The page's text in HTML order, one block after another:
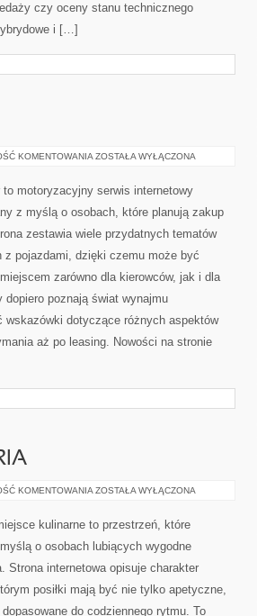
czy oceny stanu technicznego
i […]
KOMENTOWANIA NOWOŚCI
ZOSTAŁA WYŁĄCZONA
to motoryzacyjny serwis internetowy
z myślą o osobach, które planują zakup
zestawia wiele przydatnych tematów
z pojazdami, dzięki czemu może być
zarówno dla kierowców, jak i dla
dopiero poznają świat wynajmu
wskazówki dotyczące różnych aspektów
aż po leasing. Nowości na stronie
KOMENTOWANIA EKO
AKCESORIA
ZOSTAŁA WYŁĄCZONA
kulinarne to przestrzeń, które
o osobach lubiących wygodne
Strona internetowa opisuje charakter
posiłki mają być nie tylko apetyczne,
do codziennego rytmu. To